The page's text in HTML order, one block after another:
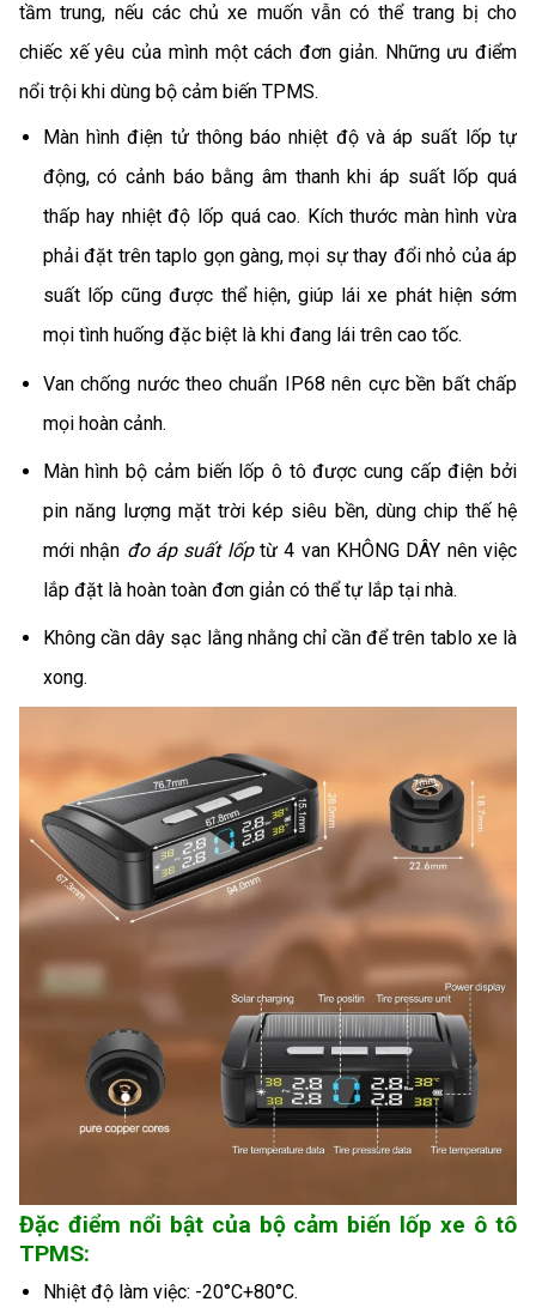
tầm trung, nếu các chủ xe muốn vẫn có thể trang bị cho
chiếc xế yêu của mình một cách đơn giản. Những ưu điểm
nổi trội khi dùng bộ cảm biến TPMS.
Màn hình điện tử thông báo nhiệt độ và áp suất lốp tự
động, có cảnh báo bằng âm thanh khi áp suất lốp quá
thấp hay nhiệt độ lốp quá cao. Kích thước màn hình vừa
phải đặt trên taplo gọn gàng, mọi sự thay đổi nhỏ của áp
suất lốp cũng được thể hiện, giúp lái xe phát hiện sớm
mọi tình huống đặc biệt là khi đang lái trên cao tốc.
Van chống nước theo chuẩn IP68 nên cực bền bất chấp
mọi hoàn cảnh.
Màn hình bộ cảm biến lốp ô tô được cung cấp điện bởi
pin năng lượng mặt trời kép siêu bền, dùng chip thế hệ
mới nhận đo áp suất lốptừ 4 van KHÔNG DÂY nên việc
lắp đặt là hoàn toàn đơn giản có thể tự lắp tại nhà.
Không cần dây sạc lằng nhằng chỉ cần để trên tablo xe là
xong.
Đặc điểm nổi bật của bộ cảm biến lốp xe ô tô
TPMS:
Nhiệt độ làm việc: -20°C+80°C.